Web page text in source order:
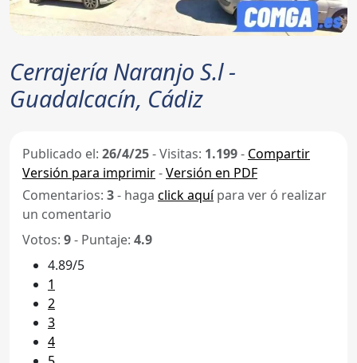
Cerrajería Naranjo S.l -
Guadalcacín, Cádiz
Publicado el: 26/4/25-Visitas: 1.199- Compartir
Versión para imprimir-Versión en PDF
Comentarios: 3- haga click aquípara ver ó realizar
un comentario
Votos: 9- Puntaje: 4.9
4.89/5
1
2
3
4